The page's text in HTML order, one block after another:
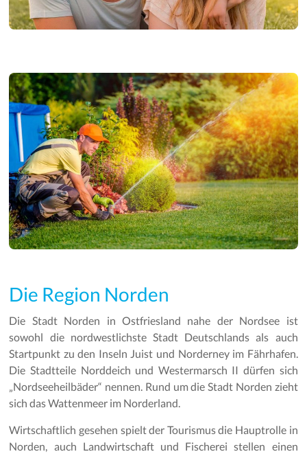
Die Region Norden
Die Stadt Norden in Ostfriesland nahe der Nordsee ist
sowohl die nordwestlichste Stadt Deutschlands als auch
Startpunkt zu den Inseln Juist und Norderney im Fährhafen.
Die Stadtteile Norddeich und Westermarsch II dürfen sich
„Nordseeheilbäder“ nennen. Rund um die Stadt Norden zieht
sich das Wattenmeer im Norderland.
Wirtschaftlich gesehen spielt der Tourismus die Hauptrolle in
Norden, auch Landwirtschaft und Fischerei stellen einen